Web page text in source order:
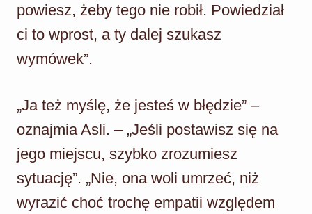
powiesz, żeby tego nie robił. Powiedział
ci to wprost, a ty dalej szukasz
wymówek”.
„Ja też myślę, że jesteś w błędzie” –
oznajmia Asli. – „Jeśli postawisz się na
jego miejscu, szybko zrozumiesz
sytuację”. „Nie, ona woli umrzeć, niż
wyrazić choć trochę empatii względem